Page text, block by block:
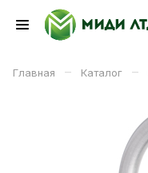
Главная – Каталог –